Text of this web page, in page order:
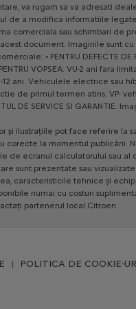
va rugam sa va adresati
de a modifica informatiile legate
comerciala sau schimbari de
acest document. Imaginile sunt cu
• PENTRU DEFECTE DE
PENTRU VOPSEA: VU-2 ani fara
-12 ani. Vehiculele electrice sau
de primul termen atins. VP-
DE SERVICE SI GARANTIE.
și ilustrațiile pot face referire la
corecte la momentul publicării.
de ecranul calculatorului sau al
sunt prezentate sau vizualizate
caracteristicile tehnice și
numai cu costuri
partenerul local Citroen.
POLITICA DE COOKIE-